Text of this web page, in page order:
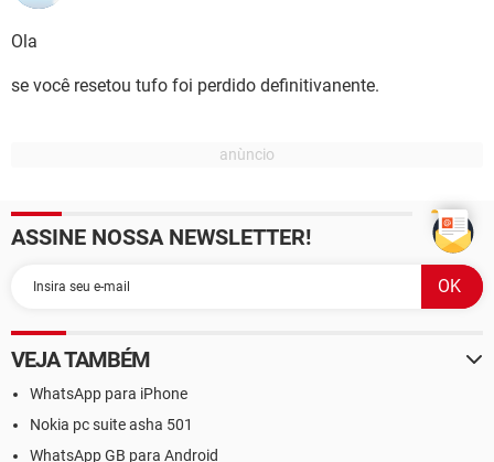
Ola
se você resetou tufo foi perdido definitivanente.
ASSINE NOSSA NEWSLETTER!
VEJA TAMBÉM
WhatsApp para iPhone
Nokia pc suite asha 501
WhatsApp GB para Android